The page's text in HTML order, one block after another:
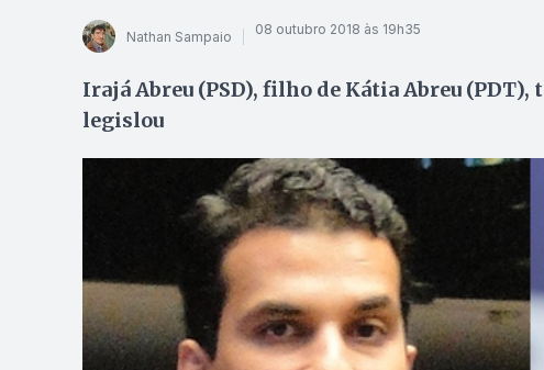
Nathan Sampaio 08 outubro 2018 às 19h35
Irajá Abreu (PSD), filho de Kátia Abreu (PDT),
legislou